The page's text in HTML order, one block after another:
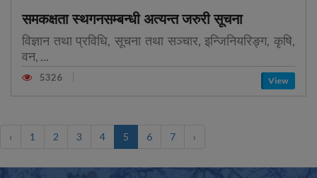
समकक्षता स्थगनसम्बन्धी अत्यन्त जरुरी सूचना
विज्ञान तथा प्रविधि, सूचना तथा सञ्चार, इन्जिनियरिङ्ग, कृषि,
वन, ...
5326 View
‹ 1 2 3 4 5 6 7 ›